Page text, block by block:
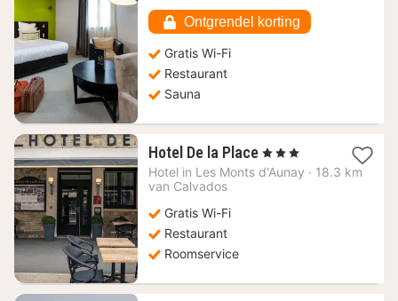
116,18
€
Ontgrendel korting
Gratis Wi-Fi
Restaurant
Sauna
Hotel De la Place 1
nacht
vanaf
, 3 Sterren
Hotel in Les Monts d'Aunay · 18.3 km
van Calvados
Gratis Wi-Fi
Restaurant
Roomservice